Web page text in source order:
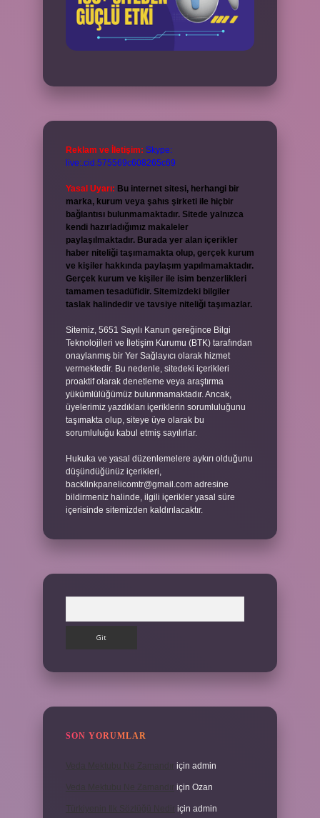
Reklam ve İletişim: Skype:
live:.cid.575569c608265c69
Yasal Uyarı: Bu internet sitesi, herhangi bir
marka, kurum veya şahıs şirketi ile hiçbir
bağlantısı bulunmamaktadır. Sitede yalnızca
kendi hazırladığımız makaleler
paylaşılmaktadır. Burada yer alan içerikler
haber niteliği taşımamakta olup, gerçek kurum
ve kişiler hakkında paylaşım yapılmamaktadır.
Gerçek kurum ve kişiler ile isim benzerlikleri
tamamen tesadüfidir. Sitemizdeki bilgiler
taslak halindedir ve tavsiye niteliği taşımazlar.
Sitemiz, 5651 Sayılı Kanun gereğince Bilgi
Teknolojileri ve İletişim Kurumu (BTK) tarafından
onaylanmış bir Yer Sağlayıcı olarak hizmet
vermektedir. Bu nedenle, sitedeki içerikleri
proaktif olarak denetleme veya araştırma
yükümlülüğümüz bulunmamaktadır. Ancak,
üyelerimiz yazdıkları içeriklerin sorumluluğunu
taşımakta olup, siteye üye olarak bu
sorumluluğu kabul etmiş sayılırlar.
Hukuka ve yasal düzenlemelere aykırı olduğunu
düşündüğünüz içerikleri,
backlinkpanelicomtr@gmail.com adresine
bildirmeniz halinde, ilgili içerikler yasal süre
içerisinde sitemizden kaldırılacaktır.
SON YORUMLAR
için admin
için Ozan
için admin